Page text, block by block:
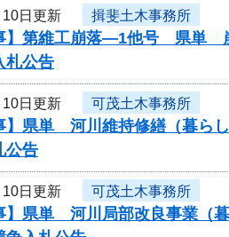
日更新 揖斐土木事務所
】第維工崩落―1他号 県単
札公告
日更新 可茂土木事務所
】県単 河川維持修繕（暮ら
公告
日更新 可茂土木事務所
】県単 河川局部改良事業（